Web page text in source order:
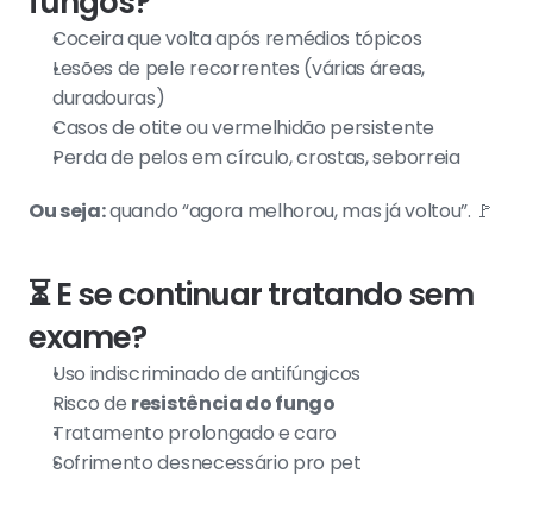
Coceira que volta após remédios tópicos
Lesões de pele recorrentes (várias áreas,
duradouras)
Casos de otite ou vermelhidão persistente
Perda de pelos em círculo, crostas, seborreia
Ou seja: quando “agora melhorou, mas já voltou”. 🚩
⏳ E se continuar tratando sem
exame?
Uso indiscriminado de antifúngicos
Risco de resistência do fungo
Tratamento prolongado e caro
Sofrimento desnecessário pro pet